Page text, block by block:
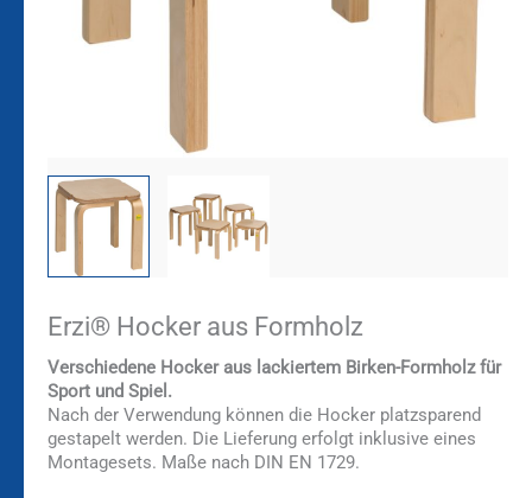
Erzi® Hocker aus Formholz
Verschiedene Hocker aus lackiertem Birken-Formholz für
Sport und Spiel.
Nach der Verwendung können die Hocker platzsparend
gestapelt werden. Die Lieferung erfolgt inklusive eines
Montagesets. Maße nach DIN EN 1729.